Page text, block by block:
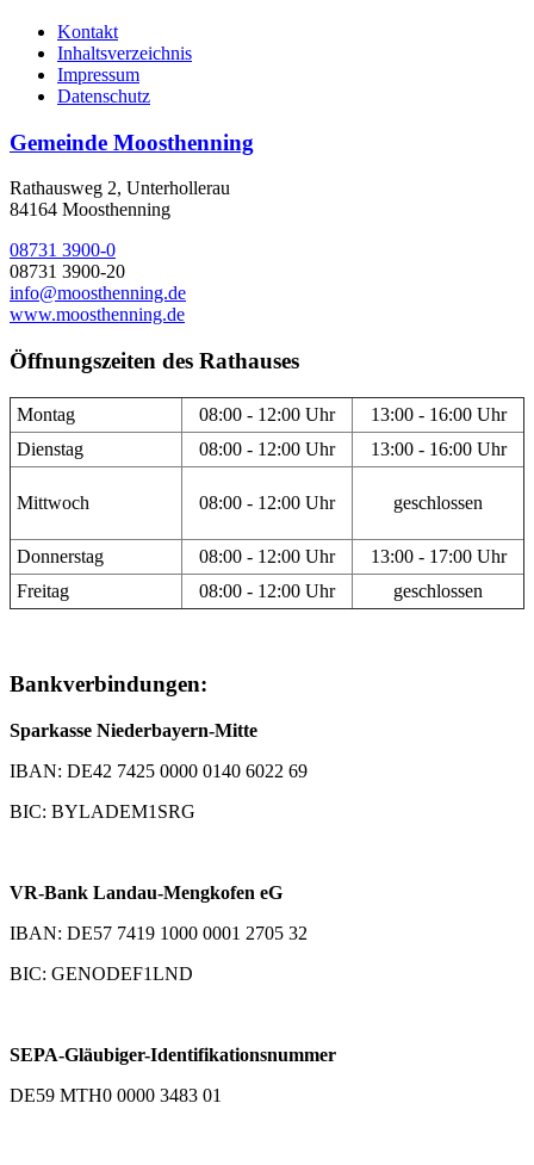
Kontakt
Inhaltsverzeichnis
Impressum
Datenschutz
Gemeinde Moosthenning
Rathausweg 2, Unterhollerau
84164 Moosthenning
08731 3900-0
08731 3900-20
info@moosthenning.de
www.moosthenning.de
Öffnungszeiten des Rathauses
Montag 08:00 - 12:00 Uhr
13:00 - 16:00 Uhr
Dienstag
08:00 - 12:00 Uhr 13:00 - 16:00 Uhr
Mittwoch 08:00 - 12:00 Uhr geschlossen
Donnerstag 08:00 - 12:00 Uhr
13:00 - 17:00 Uhr
Freitag
08:00 - 12:00 Uhr geschlossen
Bankverbindungen:
Sparkasse Niederbayern-Mitte
IBAN: DE42 7425 0000 0140 6022 69
BIC: BYLADEM1SRG
VR-Bank Landau-Mengkofen eG
IBAN: DE57 7419 1000 0001 2705 32
BIC: GENODEF1LND
SEPA-Gläubiger-Identifikationsnummer
DE59 MTH0 0000 3483 01